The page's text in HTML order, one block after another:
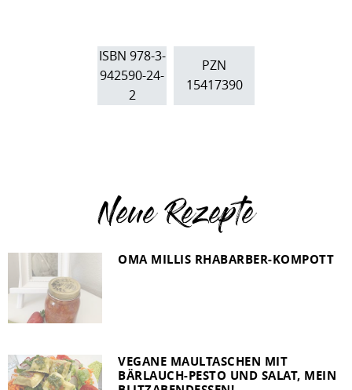
ISBN 978-3-
942590-24-
2
PZN
15417390
Neue Rezepte
OMA MILLIS RHABARBER-KOMPOTT
VEGANE MAULTASCHEN MIT
BÄRLAUCH-PESTO UND SALAT, MEIN